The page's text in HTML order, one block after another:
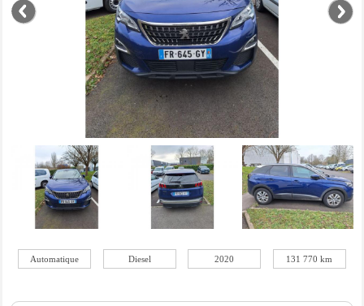
Automatique Diesel 2020 131 770 km